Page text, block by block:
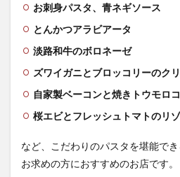
お刺身パスタ、青ネギソース
とんかつアラビアータ
淡路和牛のボロネーゼ
ズワイガニとブロッコリーのク
自家製ベーコンと焼きトウモロ
桜エビとフレッシュトマトのリ
など、こだわりのパスタを堪能で
お求めの方におすすめのお店です。